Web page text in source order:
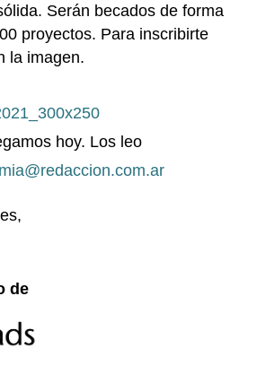
Serán becados de forma
proyectos. Para inscribirte
la imagen.
hoy. Los leo
de